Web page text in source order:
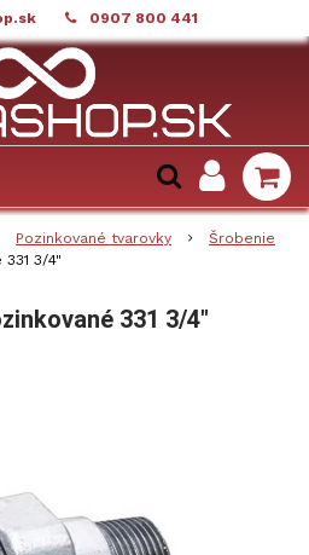
0907 800 441
Pozinkované tvarovky
Šrobenie
3/4"
331 3/4"